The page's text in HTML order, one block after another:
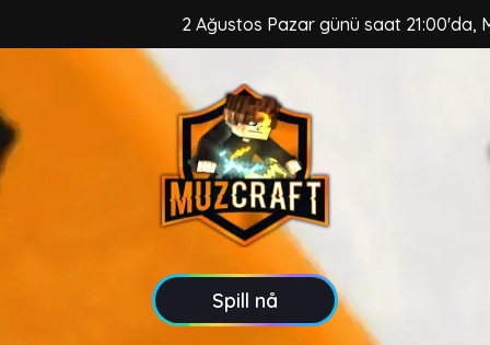
2 Ağustos Pazar günü saat 21:00'da,
Spill nå